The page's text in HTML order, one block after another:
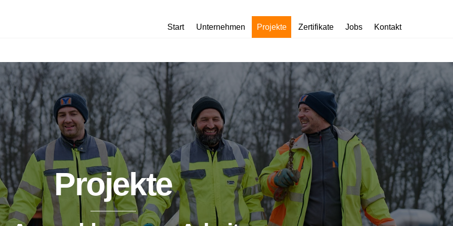
Start Unternehmen Projekte Zertifikate Jobs Kontakt
Projekte